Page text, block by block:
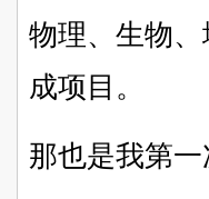
物理、生物
成项目。
那也是我第